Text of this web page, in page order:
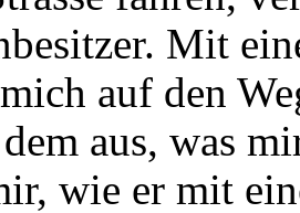
Mit
auf den
aus, was
wie er mit